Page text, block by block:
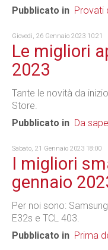
Pubblicato in Provati
Giovedì, 26 Gennaio 2023 10:21
Le migliori
2023
Tante le novità da
Store.
Pubblicato in Da
Sabato, 21 Gennaio 2023 18:00
I migliori
gennaio
Per noi sono:
E32s e TCL 403.
Pubblicato in Prima